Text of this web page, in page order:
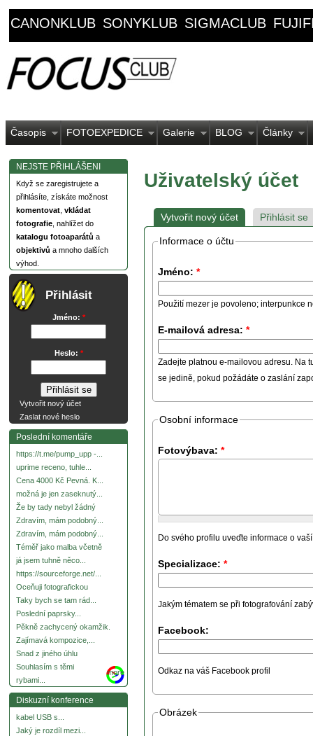
CANONKLUB SONYKLUB SIGMACLUB
Časopis FOTOEXPEDICE Galerie BLOG Články
NEJSTE PŘIHLÁŠENI
Když se zaregistrujete a
přihlásíte, získáte možnost
komentovat vkládat
fotografie , nahlížet do
katalogu fotoaparátů a
objektivů a mnoho dalších
výhod.
Přihlásit
Jméno: *
Heslo: *
Vytvořit nový účet
Zaslat nové heslo
Poslední komentáře
https://t.me/pump_upp -...
uprime receno, tuhle...
Cena 4000 Kč Pevná. K...
možná je jen zaseknutý...
Že by tady nebyl žádný
Zdravím, mám podobný...
Zdravím, mám podobný...
Téměř jako malba včetně
já jsem tuhně něco...
https://sourceforge.net/...
Oceňuji fotografickou
Taky bych se tam rád...
Poslední paprsky...
Pěkně zachycený okamžik.
Zajímavá kompozice,...
Snad z jiného úhlu
Souhlasím s těmi
rybami...
more
Diskuzní konference
kabel USB s...
Jaký je rozdíl mezi...
Uživatelský účet
Vytvořit nový účet Přihlásit se
Informace o účtu
Jméno: *
Použití mezer je povoleno; interpunkce
E-mailová adresa: *
Zadejte platnou e-mailovou adresu. Na
se jedině, pokud požádáte o zaslání
Osobní informace
Fotovýbava: *
Do svého profilu uveďte informace o
Specializace: *
Jakým tématem se při fotografování
Facebook:
Odkaz na váš Facebook profil
Obrázek